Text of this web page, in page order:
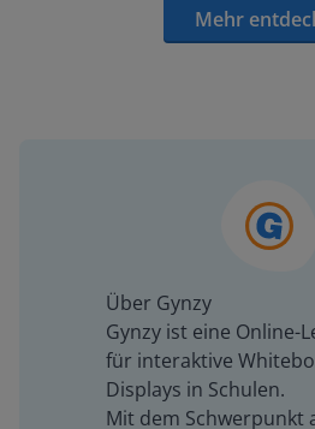
Mehr
Über Gynzy
Gynzy ist eine Online-
für interaktive
Displays in Schulen.
Mit dem Schwerpunkt